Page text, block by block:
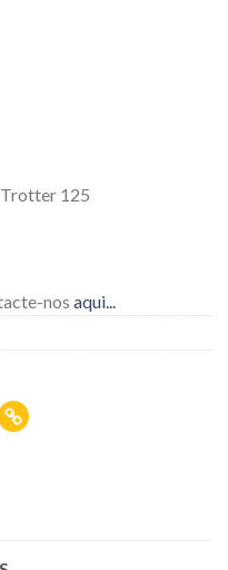
125
nos aqui...